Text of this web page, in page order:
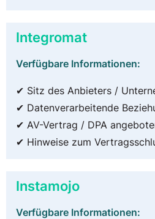
Integromat
Verfügbare Informationen:
✔ Sitz des Anbieters /
✔ Datenverarbeitende
✔ AV-Vertrag / DPA
✔ Hinweise zum
Instamojo
Verfügbare Informationen: